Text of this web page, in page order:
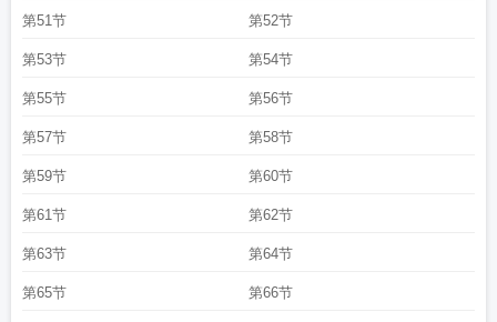
第51节 第52节
第53节 第54节
第55节 第56节
第57节 第58节
第59节 第60节
第61节 第62节
第63节 第64节
第65节 第66节